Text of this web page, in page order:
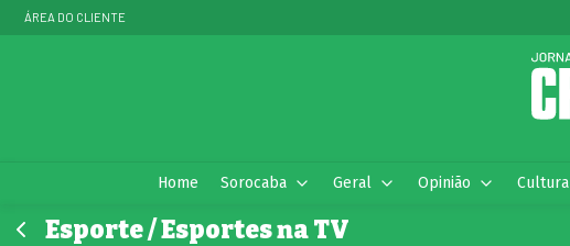
ÁREA DO CLIENTE
Home Sorocaba Geral Opinião Cultura
Esporte / Esportes na TV